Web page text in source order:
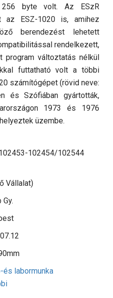
256 byte volt. Az ESzR
az ESZ-1020 is, amihez
berendezést lehetett
rendelkezett,
változtatás nélkül
futtatható volt a többi
számítógépet (rövid neve:
és Szófiában gyártották,
1973 és 1976
üzembe.
102454/102544
Vállalat)
Gy.
és labormunka